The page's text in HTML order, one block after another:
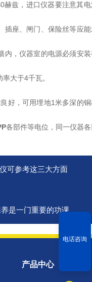
兹，进口仪器要注意其电
座、闸门、保险丝等应能
，仪器室的电源必须安装
大于4千瓦。
，可用埋地1米多深的铜
各部件等电位，同一仪器
可参考这三大方面
是一门重要的功课
产品中心
电话咨询